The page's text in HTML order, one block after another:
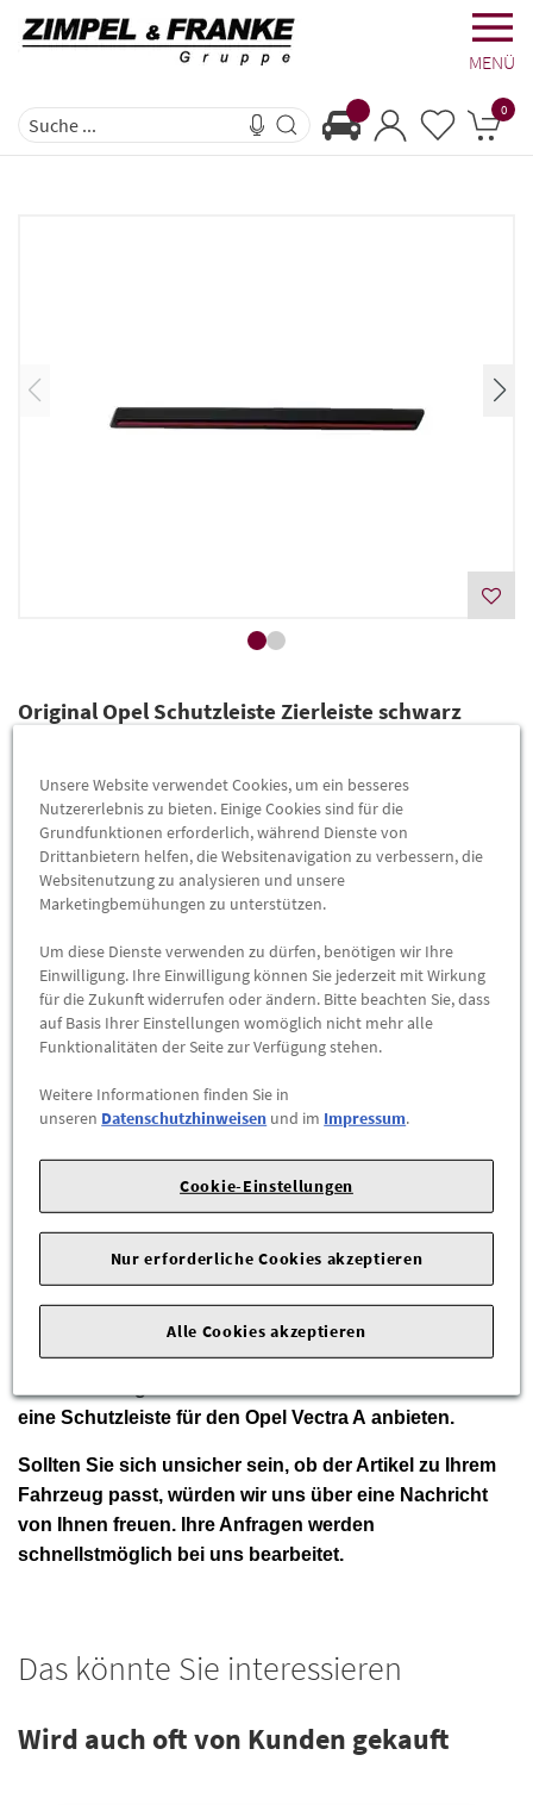
MENÜ
0
Original Opel Schutzleiste Zierleiste schwarz
Artikelnummer:90510596
Lieferzeit2-4 Werktage
Lieferung
(Grundpreis proStück=69,90 €)
Versandkostenfrei
-
Max. Bestellmenge: 1
ZUM WARENKORB HINZUFÜGEN
Herstellerangaben:Opel Automobile GmbH |Bahnhofsplatz
65423 Rüsselsheim am Main |Tel: 06142-8729750 |
Wir sind der Ersatzteilvertrieb der Zimpel und Franke
Gruppe und gehören zu den größten
Automobilhändlern in Sachsen.
eine Schutzleiste für den Opel Vectra A anbieten.
Sollten Sie sich unsicher sein, ob der Artikel zu Ihrem
Fahrzeug passt, würden wir uns über eine Nachricht
von Ihnen freuen. Ihre Anfragen werden
schnellstmöglich bei uns bearbeitet.
Das könnte Sie interessieren
Wird auch oft von Kunden gekauft
Unsere Website verwendet Cookies, um ein besseres
Nutzererlebnis zu bieten. Einige Cookies sind für die
Grundfunktionen erforderlich, während Dienste von
Drittanbietern helfen, die Websitenavigation zu verbessern, die
Websitenutzung zu analysieren und unsere
Marketingbemühungen zu unterstützen.
Um diese Dienste verwenden zu dürfen, benötigen wir Ihre
Einwilligung. Ihre Einwilligung können Sie jederzeit mit Wirkung
für die Zukunft widerrufen oder ändern. Bitte beachten Sie, dass
auf Basis Ihrer Einstellungen womöglich nicht mehr alle
Funktionalitäten der Seite zur Verfügung stehen.
Weitere Informationen finden Sie in
unseren Datenschutzhinweisen und im Impressum.
Cookie-Einstellungen
Nur erforderliche Cookies akzeptieren
Alle Cookies akzeptieren